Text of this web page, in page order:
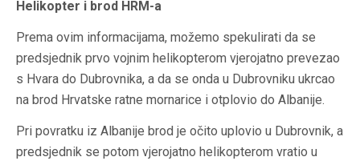
Helikopter i brod HRM-a
Prema ovim informacijama, možemo spekulirati da se
predsjednik prvo vojnim helikopterom vjerojatno prevezao
s Hvara do Dubrovnika, a da se onda u Dubrovniku ukrcao
na brod Hrvatske ratne mornarice i otplovio do Albanije.
Pri povratku iz Albanije brod je očito uplovio u Dubrovnik, a
predsjednik se potom vjerojatno helikopterom vratio u